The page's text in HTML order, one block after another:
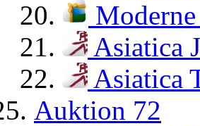
Asiatica
Asiatica
Auktion 72